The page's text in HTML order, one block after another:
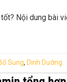
Nội dung bài
Sung, Dinh Dưỡng